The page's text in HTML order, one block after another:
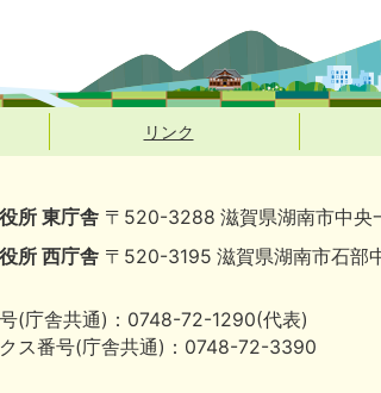
リンク
所 東庁舎 〒520-3288 滋賀県湖南市中央
所 西庁舎 〒520-3195 滋賀県湖南市石部
(庁舎共通)：0748-72-1290(代表)
ス番号(庁舎共通)：0748-72-3390